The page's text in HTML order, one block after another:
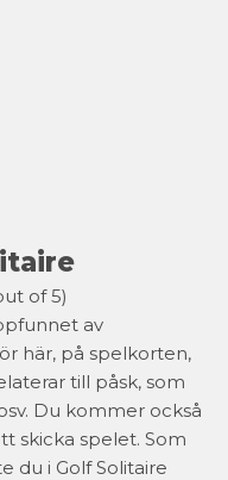
of 5)
av
här, på spelkorten,
till påsk, som
Du kommer också
skicka spelet. Som
du i Golf Solitaire